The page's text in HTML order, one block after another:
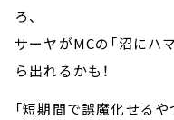
ろ、
サーヤがMCの「沼にハ
ら出れるかも！
「短期間で誤魔化せるや